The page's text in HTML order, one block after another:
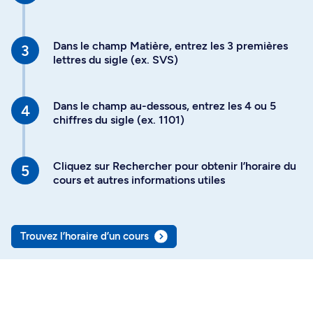
Dans le champ Matière, entrez les 3 premières
lettres du sigle (ex. SVS)
Dans le champ au-dessous, entrez les 4 ou 5
chiffres du sigle (ex. 1101)
Cliquez sur Rechercher pour obtenir l’horaire du
cours et autres informations utiles
Trouvez l’horaire d’un cours